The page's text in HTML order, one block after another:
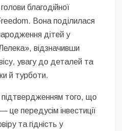
благодійної
Вона поділилася
дітей у
відзначивши
увагу до деталей та
й турботи.
підтвердженням того, що
це передусім інвестиції
та гідність у